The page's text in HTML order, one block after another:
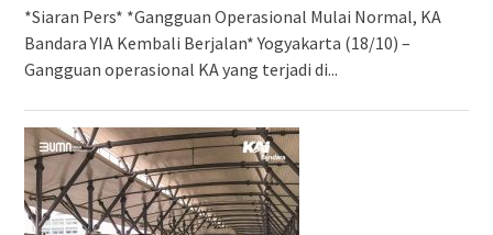
*Siaran Pers* *Gangguan Operasional Mulai Normal, KA
Bandara YIA Kembali Berjalan* Yogyakarta (18/10) –
Gangguan operasional KA yang terjadi di...